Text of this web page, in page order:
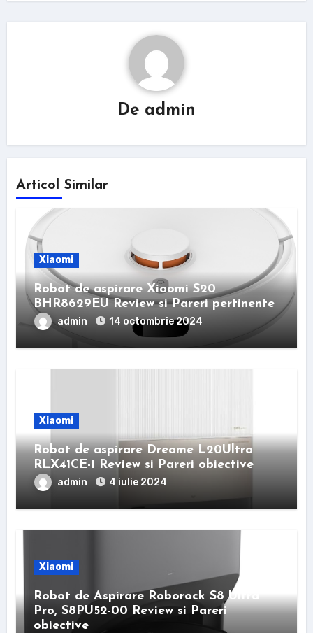
De admin
Articol Similar
Xiaomi
Robot de aspirare Xiaomi S20
BHR8629EU Review si Pareri pertinente
admin 14 octombrie 2024
Xiaomi
Robot de aspirare Dreame L20Ultra
RLX41CE-1 Review si Pareri obiective
admin 4 iulie 2024
Xiaomi
Robot de Aspirare Roborock S8 Ultra
Pro, S8PU52-00 Review si Pareri
obiective